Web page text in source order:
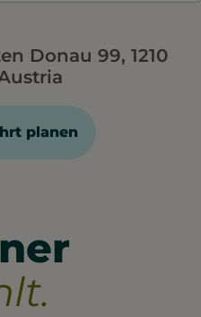
Donau 99, 1210
planen